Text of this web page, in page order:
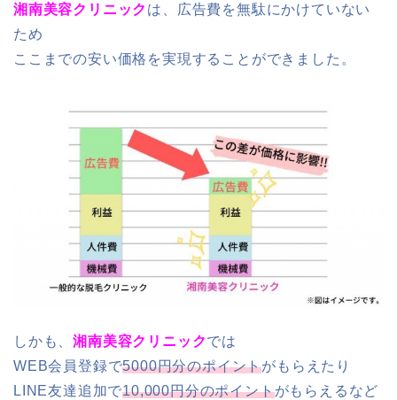
湘南美容クリニック は、広告費を無駄にかけていない
ため
ここまでの安い価格を実現することができました。
しかも、湘南美容クリニックでは
WEB会員登録で5000円分のポイントがもらえたり
LINE友達追加で10,000円分のポイントがもらえるなど